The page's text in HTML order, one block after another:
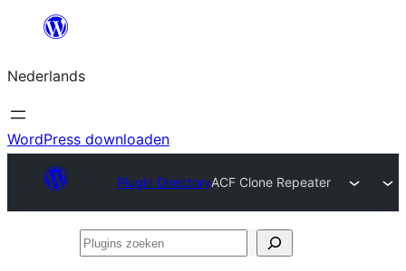
de
inhoud
Nederlands
WordPress downloaden
Plugin DirectoryACF Clone Repeater
Plugins